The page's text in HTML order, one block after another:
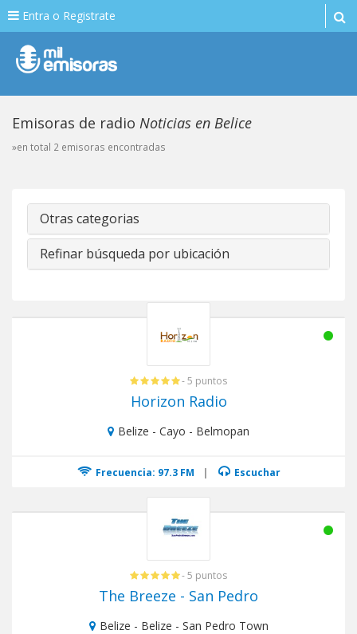
Entra o Registrate
Emisoras de radio Noticias en Belice
»en total 2 emisoras encontradas
Otras categorias
Refinar búsqueda por ubicación
- 5 puntos
Horizon Radio
Belize - Cayo - Belmopan
Frecuencia: 97.3 FM | Escuchar
- 5 puntos
The Breeze - San Pedro
Belize - Belize - San Pedro Town